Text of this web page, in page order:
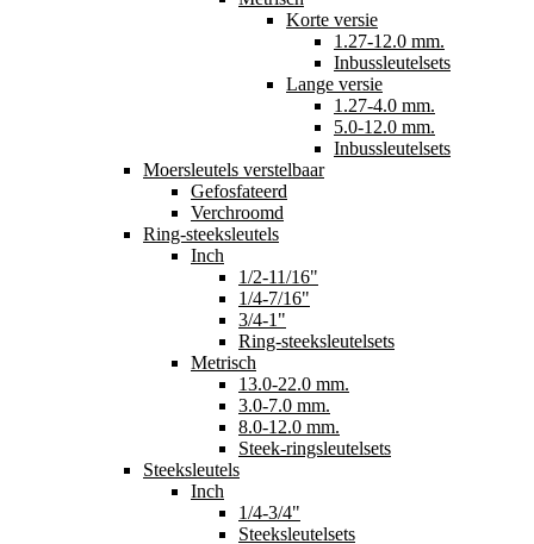
Korte versie
1.27-12.0 mm.
Inbussleutelsets
Lange versie
1.27-4.0 mm.
5.0-12.0 mm.
Inbussleutelsets
Moersleutels verstelbaar
Gefosfateerd
Verchroomd
Ring-steeksleutels
Inch
1/2-11/16"
1/4-7/16"
3/4-1"
Ring-steeksleutelsets
Metrisch
13.0-22.0 mm.
3.0-7.0 mm.
8.0-12.0 mm.
Steek-ringsleutelsets
Steeksleutels
Inch
1/4-3/4"
Steeksleutelsets